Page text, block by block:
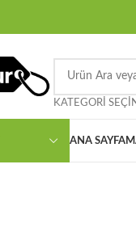
KATEGORI
ANA SAYFA